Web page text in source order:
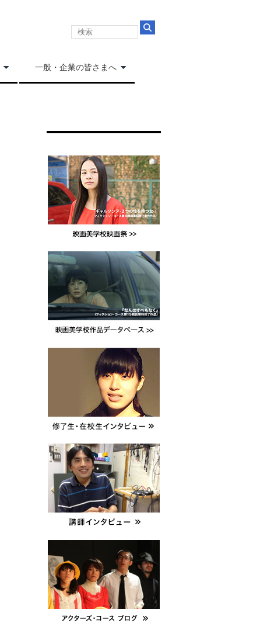
一般・企業の皆さまへ